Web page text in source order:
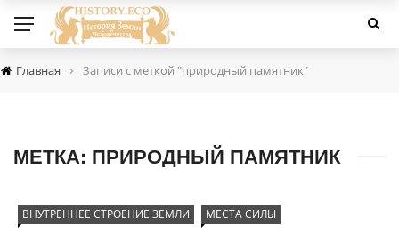
Главная › Записи с меткой "природный памятник"
МЕТКА: ПРИРОДНЫЙ ПАМЯТНИК
ВНУТРЕННЕЕ СТРОЕНИЕ ЗЕМЛИ МЕСТА СИЛЫ